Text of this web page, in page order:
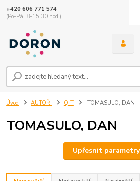
+420 606 771 574
(Po-Pá, 8-15:30 hod.)
Úvod AUTOŘI Q-T TOMASULO, DAN
TOMASULO, DAN
Upřesnit parametry